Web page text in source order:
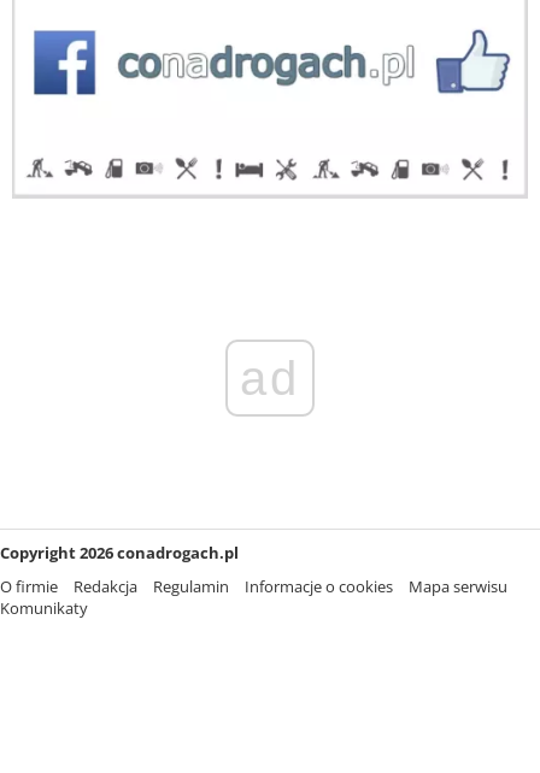
ad
Copyright 2026 conadrogach.pl
O firmie
Redakcja Regulamin Informacje o cookies
Mapa serwisu
Komunikaty